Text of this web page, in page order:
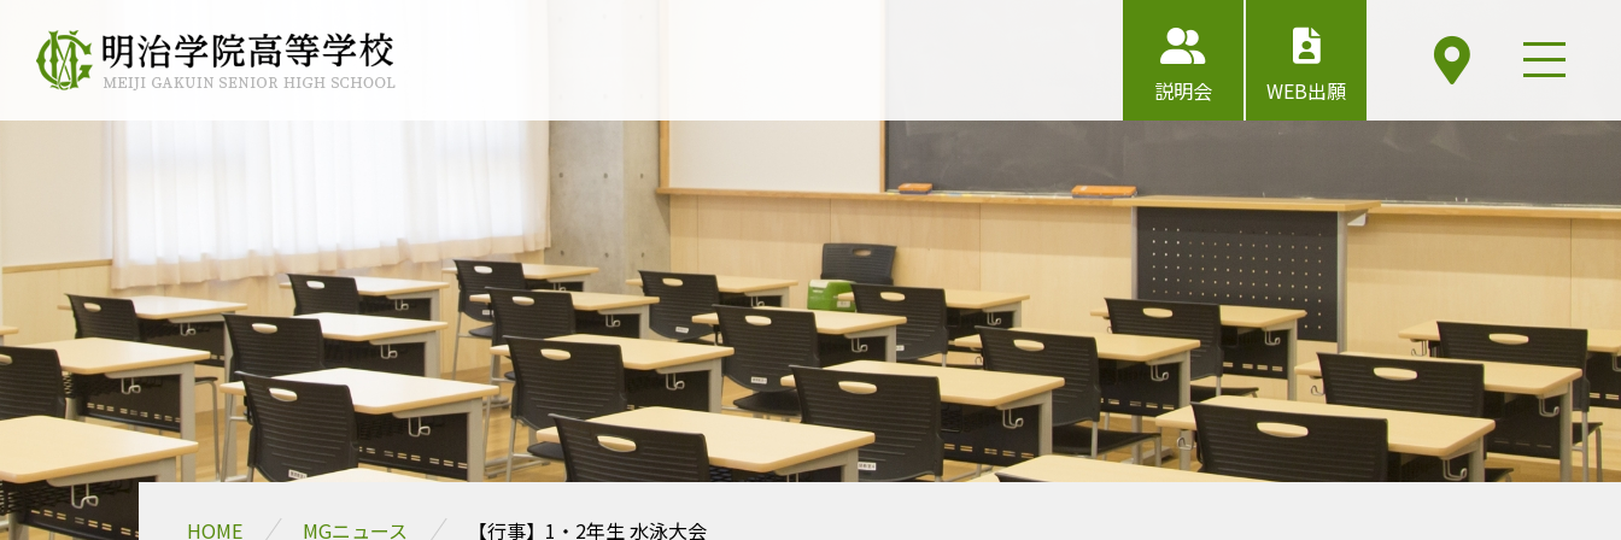
説明会 WEB出願
HOME MGニュース 【行事】1・2年生 水泳大会